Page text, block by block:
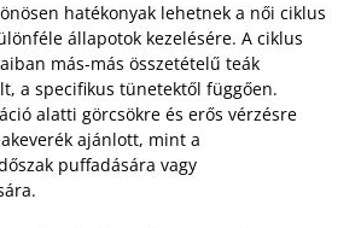
hatékonyak lehetnek a női ciklus
állapotok kezelésére. A ciklus
más-más összetételű teák
a specifikus tünetektől függően.
alatti görcsökre és erős vérzésre
ajánlott, mint a
puffadására vagy